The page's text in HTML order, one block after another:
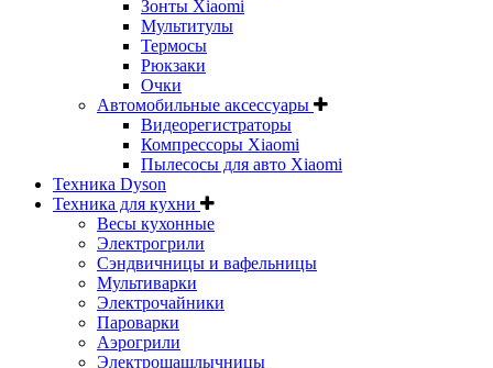
Зонты Xiaomi
Мультитулы
Термосы
Рюкзаки
Очки
Автомобильные аксессуары
Видеорегистраторы
Компрессоры Xiaomi
Пылесосы для авто Xiaomi
Техника Dyson
Техника для кухни
Весы кухонные
Электрогрили
Сэндвичницы и вафельницы
Мультиварки
Электрочайники
Пароварки
Аэрогрили
Электрошашлычницы